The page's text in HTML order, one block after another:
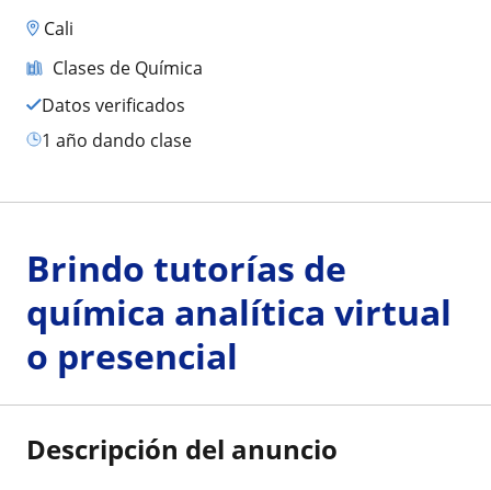
Cali
Clases de Química
Datos verificados
1 año dando clase
Brindo tutorías de
química analítica virtual
o presencial
Descripción del anuncio